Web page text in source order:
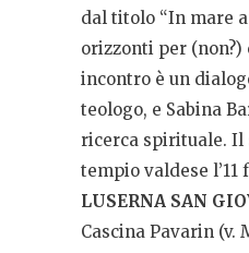
dal titolo “In mare
orizzonti per
incontro è un
teologo, e Sabina
ricerca spirituale. Il
tempio valdese l’11
LUSERNA SAN
Cascina Pavarin (v.